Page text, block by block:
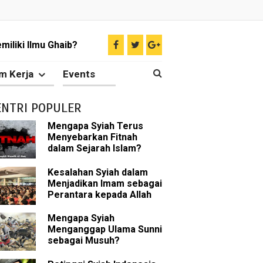
Ilmu Ghaib?
Nabi Pengkhianat?
Nabi
Sunni
bin Affan
tentang Khalifah
Kerja Events
POPULER
Mengapa Syiah Terus
Menyebarkan Fitnah
dalam Sejarah Islam?
Kesalahan Syiah dalam
Menjadikan Imam sebagai
Perantara kepada Allah
Mengapa Syiah
Menganggap Ulama Sunni
sebagai Musuh?